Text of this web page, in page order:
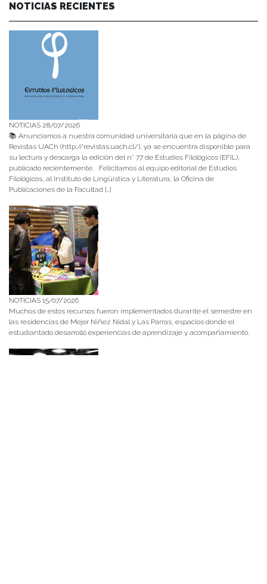
NOTICIAS RECIENTES
NOTICIAS 28/07/2026
📚 Anunciamos a nuestra comunidad universitaria que en la página de
Revistas UACh (http://revistas.uach.cl/), ya se encuentra disponible para
su lectura y descarga la edición del n° 77 de Estudios Filológicos (EFIL),
publicado recientemente. Felicitamos al equipo editorial de Estudios
Filológicos, al Instituto de Lingüística y Literatura, la Oficina de
Publicaciones de la Facultad […]
NOTICIAS 15/07/2026
Muchos de estos recursos fueron implementados durante el semestre en
las residencias de Mejor Niñez Nidal y Las Parras, espacios donde el
estudiantado desarrolló experiencias de aprendizaje y acompañamiento.